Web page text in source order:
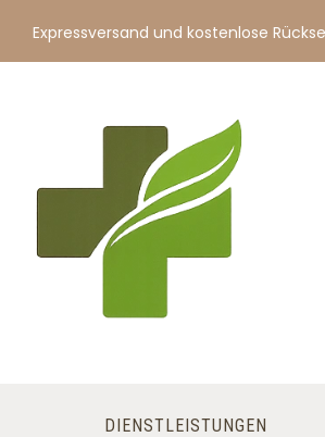
Expressversand und kostenlose
DIENSTLEISTUNGEN